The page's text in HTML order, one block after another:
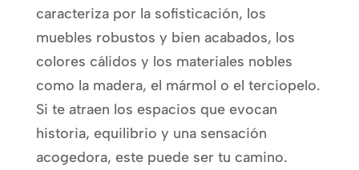
caracteriza por la sofisticación, los
muebles robustos y bien acabados, los
colores cálidos y los materiales nobles
como la madera, el mármol o el terciopelo.
Si te atraen los espacios que evocan
historia, equilibrio y una sensación
acogedora, este puede ser tu camino.